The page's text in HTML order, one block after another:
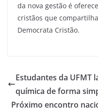
da nova gestão é
cristãos que
Democrata Cristão.
Estudantes da UFMT
química de forma
Próximo encontro